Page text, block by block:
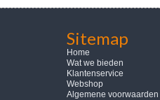
Sitemap
Home
Wat we bieden
Klantenservice
Webshop
Algemene voorwaarden